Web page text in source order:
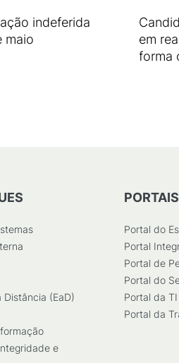
indeferida
maio
em
forma
Distância (EaD)
e
PORTAIS
Portal do
Portal
Portal de
Portal do
Portal da TI
Portal da